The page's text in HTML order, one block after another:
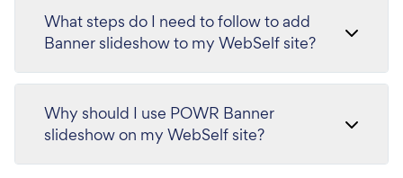
What steps do I need to follow to add
Banner slideshow to my WebSelf site?
Why should I use POWR Banner
slideshow on my WebSelf site?